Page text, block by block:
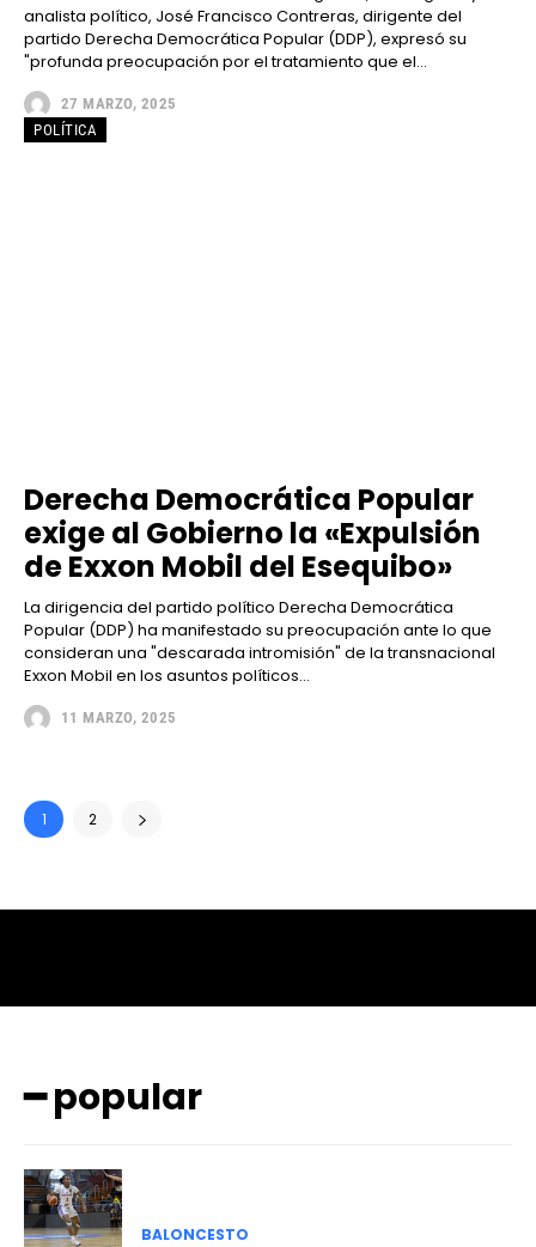
analista político, José Francisco Contreras, dirigente del
partido Derecha Democrática Popular (DDP), expresó su
"profunda preocupación por el tratamiento que el...
27 MARZO, 2025
POLÍTICA
Derecha Democrática Popular
exige al Gobierno la «Expulsión
de Exxon Mobil del Esequibo»
La dirigencia del partido político Derecha Democrática
Popular (DDP) ha manifestado su preocupación ante lo que
consideran una "descarada intromisión" de la transnacional
Exxon Mobil en los asuntos políticos...
11 MARZO, 2025
1 2
━ popular
BALONCESTO